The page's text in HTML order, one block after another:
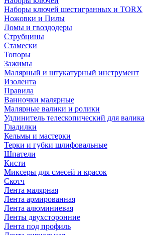
Наборы ключей шестигранных и TORX
Ножовки и Пилы
Ломы и гвоздодеры
Струбцины
Стамески
Топоры
Зажимы
Малярный и штукатурный инструмент
Изолента
Правила
Ванночки малярные
Малярные валики и ролики
Удлинитель телескопический для валика
Гладилки
Кельмы и мастерки
Терки и губки шлифовальные
Шпатели
Кисти
Миксеры для смесей и красок
Скотч
Лента малярная
Лента армированная
Лента алюминиевая
Ленты двухсторонние
Лента под профиль